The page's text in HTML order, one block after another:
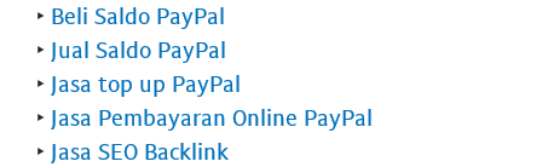
‣ Beli Saldo PayPal
‣ Jual Saldo PayPal
‣ Jasa top up PayPal
‣ Jasa Pembayaran Online PayPal
‣ Jasa SEO Backlink